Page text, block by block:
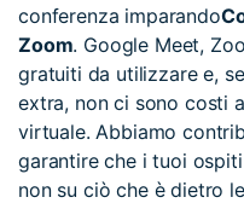
conferenza imparando
Zoom. Google Meet,
gratuiti da utilizzare e,
extra, non ci sono costi
virtuale. Abbiamo
garantire che i tuoi
non su ciò che è dietro